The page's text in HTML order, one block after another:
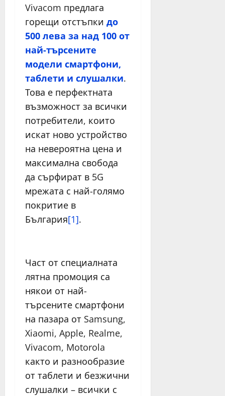
Vivacom предлага
горещи отстъпки до
500 лева за над 100 от
най-търсените
модели смартфони,
таблети и слушалки.
Това е перфектната
възможност за всички
потребители, които
искат ново устройство
на невероятна цена и
максимална свобода
да сърфират в 5G
мрежата с най-голямо
покритие в
България[1].
Част от специалната
лятна промоция са
някои от най-
търсените смартфони
на пазара от Samsung,
Xiaomi, Apple, Realme,
Vivacom, Motorola
както и разнообразие
от таблети и безжични
слушалки – всички с